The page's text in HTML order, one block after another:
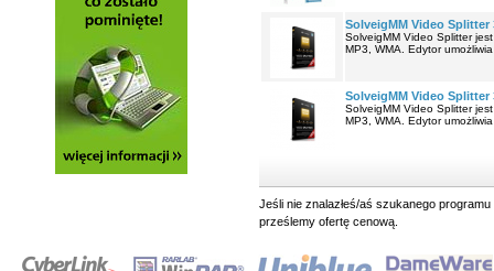
SolveigMM Video
SolveigMM Video Splitter
MP3, WMA. Edytor
SolveigMM Video Splitter
SolveigMM Video Splitter
MP3, WMA. Edytor
Jeśli nie znalazłeś/aś szukanego
prześlemy ofertę cenową.